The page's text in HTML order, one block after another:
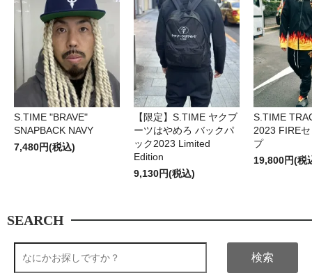
S.TIME "BRAVE"
SNAPBACK NAVY
7,480円(税込)
【限定】S.TIME ヤクブ
ーツはやめろ バックパ
ック2023 Limited
Edition
9,130円(税込)
S.TIME
2023 FIRE
プ
19,800円(税
SEARCH
検索